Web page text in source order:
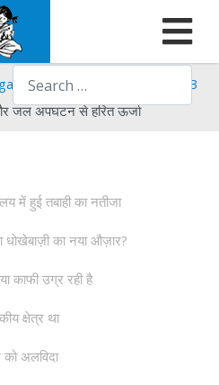
Search Srote
Srote - 2023
जल अपघटन से हरित ऊर्जा
में हुई तबाही का नतीजा
धोखेबाज़ी का नया औज़ार?
काफी उग्र रही है
क्षेत्र था
अलविदा